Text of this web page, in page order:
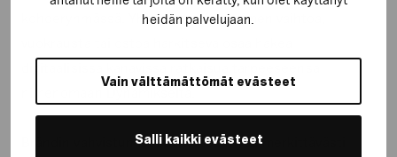
heidän palvelujaan.
Vain välttämättömät evästeet
Salli kaikki evästeet
kohderyhmässä. Yhä useampi soittimen vaihtoa,
Brändin vahvistumisesta kertoo myös merkittävästi